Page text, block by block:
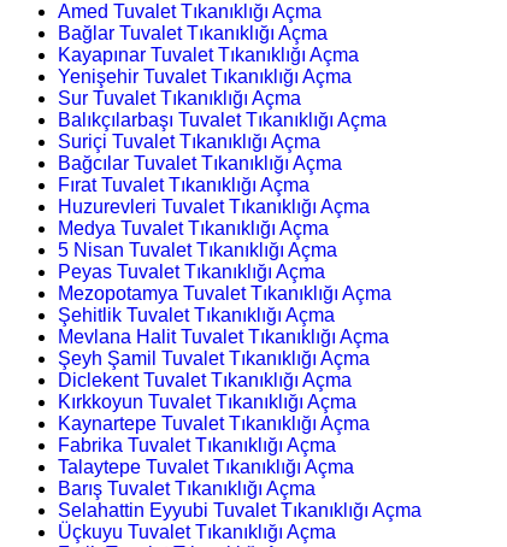
Amed Tuvalet Tıkanıklığı Açma
Bağlar Tuvalet Tıkanıklığı Açma
Kayapınar Tuvalet Tıkanıklığı Açma
Yenişehir Tuvalet Tıkanıklığı Açma
Sur Tuvalet Tıkanıklığı Açma
Balıkçılarbaşı Tuvalet Tıkanıklığı Açma
Suriçi Tuvalet Tıkanıklığı Açma
Bağcılar Tuvalet Tıkanıklığı Açma
Fırat Tuvalet Tıkanıklığı Açma
Huzurevleri Tuvalet Tıkanıklığı Açma
Medya Tuvalet Tıkanıklığı Açma
5 Nisan Tuvalet Tıkanıklığı Açma
Peyas Tuvalet Tıkanıklığı Açma
Mezopotamya Tuvalet Tıkanıklığı Açma
Şehitlik Tuvalet Tıkanıklığı Açma
Mevlana Halit Tuvalet Tıkanıklığı Açma
Şeyh Şamil Tuvalet Tıkanıklığı Açma
Diclekent Tuvalet Tıkanıklığı Açma
Kırkkoyun Tuvalet Tıkanıklığı Açma
Kaynartepe Tuvalet Tıkanıklığı Açma
Fabrika Tuvalet Tıkanıklığı Açma
Talaytepe Tuvalet Tıkanıklığı Açma
Barış Tuvalet Tıkanıklığı Açma
Selahattin Eyyubi Tuvalet Tıkanıklığı Açma
Üçkuyu Tuvalet Tıkanıklığı Açma